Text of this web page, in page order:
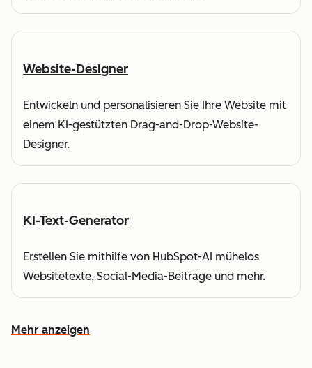
Website-Designer
Entwickeln und personalisieren Sie Ihre Website mit
einem KI-gestützten Drag-and-Drop-Website-
Designer.
KI-Text-Generator
Erstellen Sie mithilfe von HubSpot-AI mühelos
Websitetexte, Social-Media-Beiträge und mehr.
Mehr anzeigen
Weitere Funktionen ansehen